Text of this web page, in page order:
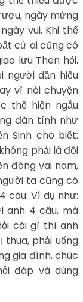
ngày mừng
vui. Khi thể
cứ ai cũng có
lưu Then hỏi.
người dần hiểu
vì nói chuyện
thể hiện ngẫu
đàn tính như
Sinh cho biết:
phải là đôi
đóng vai nam,
ta cũng có
câu. Ví dụ như:
anh 4 câu, mà
cái gì thì anh
thua, phải uống
gia đình, chúc
đáp và dùng